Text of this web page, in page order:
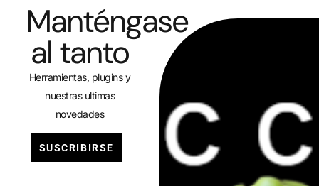
Manténgase
al tanto
Herramientas, plugins y
nuestras ultimas
novedades
SUSCRIBIRSE